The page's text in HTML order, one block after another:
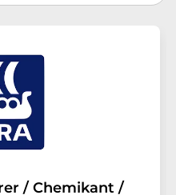
/ Chemikant /